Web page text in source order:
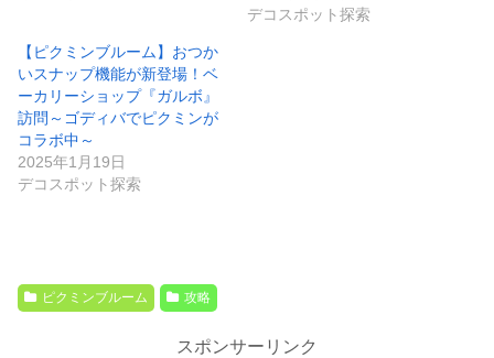
デコスポット探索
【ピクミンブルーム】おつか
いスナップ機能が新登場！ベ
ーカリーショップ『ガルボ』
訪問～ゴディバでピクミンが
コラボ中～
2025年1月19日
デコスポット探索
ピクミンブルーム 攻略
スポンサーリンク